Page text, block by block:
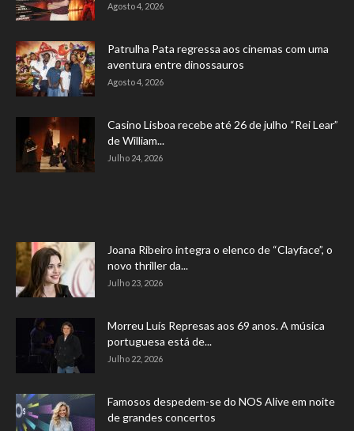
Agosto 4, 2026
Patrulha Pata regressa aos cinemas com uma
aventura entre dinossauros
Agosto 4, 2026
Casino Lisboa recebe até 26 de julho “Rei Lear”
de William...
Julho 24, 2026
Joana Ribeiro integra o elenco de “Clayface”, o
novo thriller da...
Julho 23, 2026
Morreu Luís Represas aos 69 anos. A música
portuguesa está de...
Julho 22, 2026
Famosos despedem-se do NOS Alive em noite
de grandes concertos